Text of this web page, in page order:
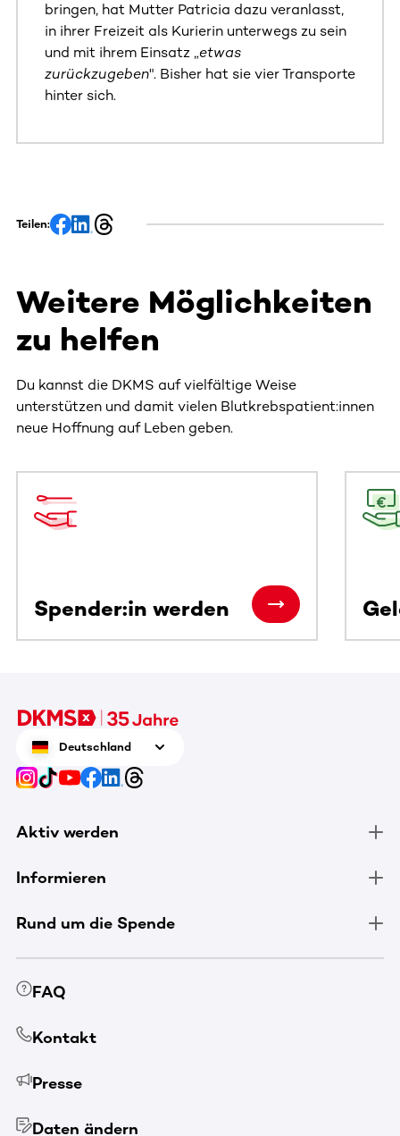
bringen, hat Mutter Patricia dazu veranlasst,
in ihrer Freizeit als Kurierin unterwegs zu sein
und mit ihrem Einsatz „etwas
zurückzugeben". Bisher hat sie vier Transporte
hinter sich.
Teilen:
Weitere Möglichkeiten
zu helfen
Du kannst die DKMS auf vielfältige Weise
unterstützen und damit vielen Blutkrebspatient:innen
neue Hoffnung auf Leben geben.
Spender:in werden
Deutschland
Aktiv werden
Informieren
Rund um die Spende
FAQ
Kontakt
Presse
Daten ändern